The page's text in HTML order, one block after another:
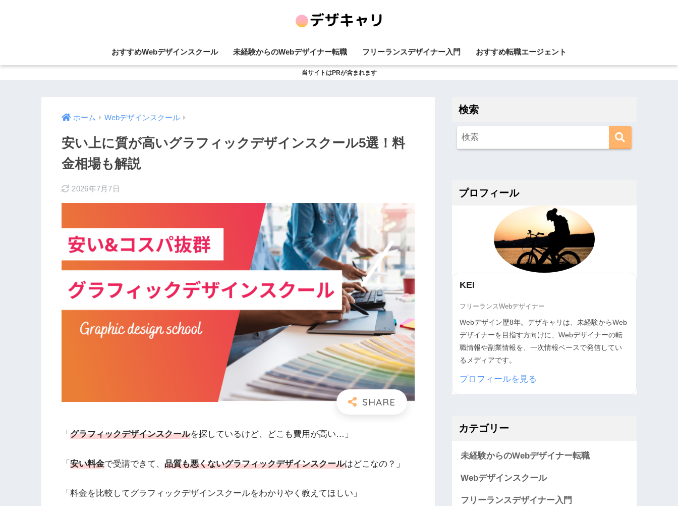
おすすめWebデザインスクール 未経験からのWebデザイナー転職 フリーランスデザイナー入門 おすすめ転職エージェント
当サイトはPRが含まれます
ホーム Webデザインスクール
安い上に質が高いグラフィックデザインスクール5選！料
金相場も解説
2026年7月7日
「 グラフィックデザインスクールを探しているけど、どこも費用が高い…」
「 安い料金で受講できて、 品質も悪くないグラフィックデザインスクールはどこなの？」
「料金を比較してグラフィックデザインスクールをわかりやく教えてほしい」
検索
プロフィール
KEI
フリーランスWebデザイナー
Webデザイン歴8年。デザキャリは、未経験からWeb
デザイナーを目指す方向けに、Webデザイナーの転
職情報や副業情報を、一次情報ベースで発信してい
るメディアです。
プロフィールを見る
カテゴリー
未経験からのWebデザイナー転職
Webデザインスクール
フリーランスデザイナー入門